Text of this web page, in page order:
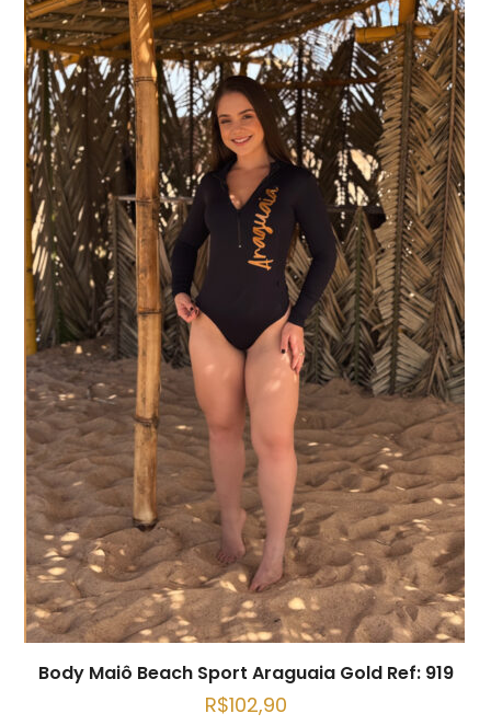
Body Maiô Beach Sport Araguaia Gold Ref: 919
R$102,90